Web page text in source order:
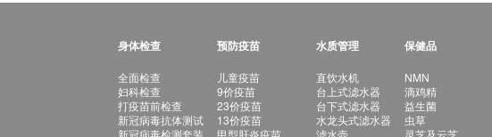
身体检查
全面检查
妇科检查
打疫苗前检查
新冠病毒抗体测试
新冠病毒检测套装
预防疫苗
儿童疫苗
9价疫苗
23价疫苗
13价疫苗
甲型肝炎疫苗
水质管理
直饮水机
台上式滤水器
台下式滤水器
水龙头式滤水器
滤水壶
保健品
NMN
滴鸡精
益生菌
虫草
灵芝及云芝